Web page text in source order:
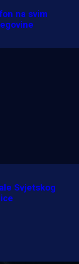
na svim
Svjetskog